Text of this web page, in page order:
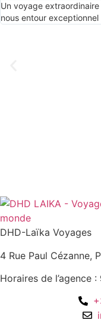
Un voyage
nous entour
DHD-Laïka Voyages
4 Rue Paul Cézanne,
Horaires de l’agence :